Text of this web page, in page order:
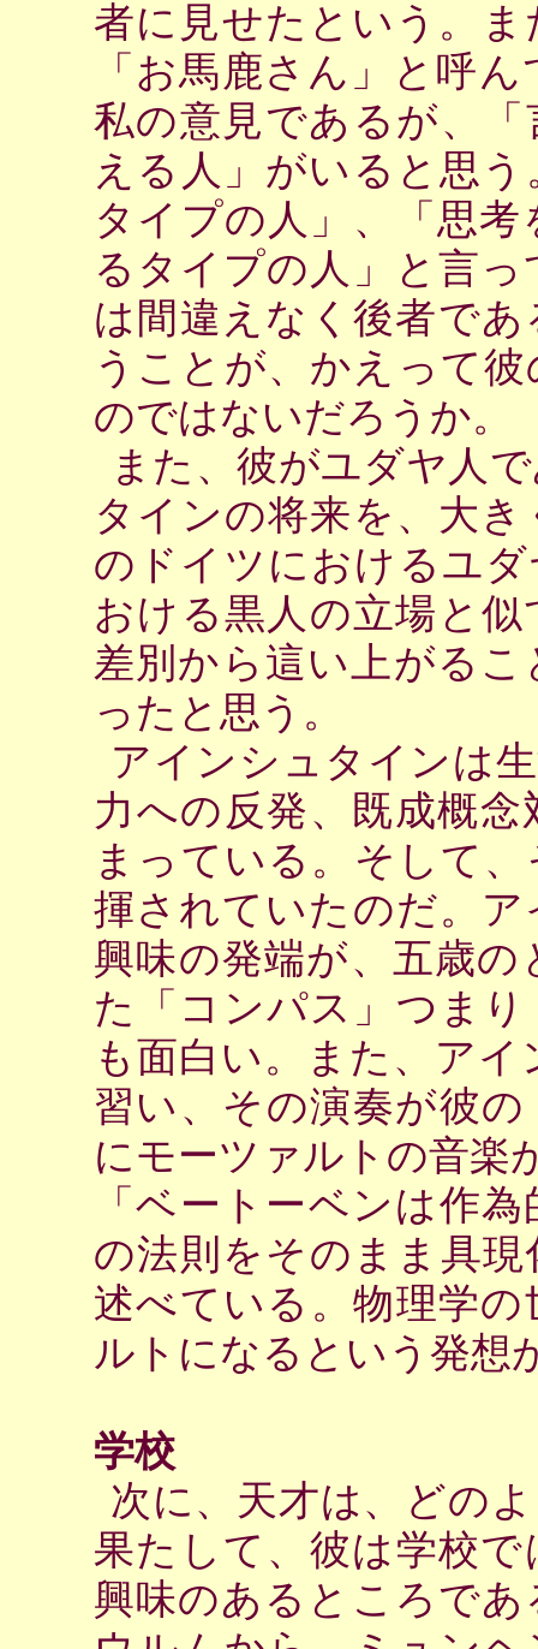
者に見せたという。
「お馬鹿さん」と呼
私の意見であるが、
える人」がいると思
タイプの人」、「思
るタイプの人」と言
は間違えなく後者で
うことが、かえって
のではないだろうか。
また、彼がユダヤ人
タインの将来を、大
のドイツにおけるユ
おける黒人の立場と
差別から這い上がる
ったと思う。
アインシュタインは
力への反発、既成概
まっている。そして
揮されていたのだ。
興味の発端が、五歳
た「コンパス」つま
も面白い。また、ア
習い、その演奏が彼
にモーツァルトの音楽
「ベートーベンは作
の法則をそのまま具
述べている。物理学
ルトになるという発想
学校
次に、天才は、どの
果たして、彼は学校
興味のあるところで